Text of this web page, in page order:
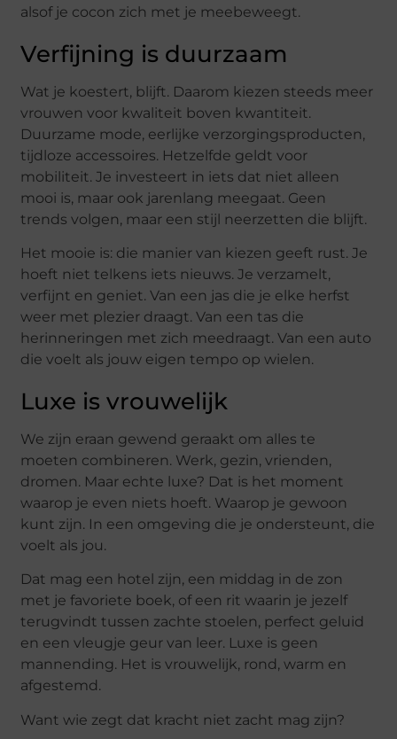
alsof je cocon zich met je meebeweegt.
Verfijning is duurzaam
Wat je koestert, blijft. Daarom kiezen steeds meer
vrouwen voor kwaliteit boven kwantiteit.
Duurzame mode, eerlijke verzorgingsproducten,
tijdloze accessoires. Hetzelfde geldt voor
mobiliteit. Je investeert in iets dat niet alleen
mooi is, maar ook jarenlang meegaat. Geen
trends volgen, maar een stijl neerzetten die blijft.
Het mooie is: die manier van kiezen geeft rust. Je
hoeft niet telkens iets nieuws. Je verzamelt,
verfijnt en geniet. Van een jas die je elke herfst
weer met plezier draagt. Van een tas die
herinneringen met zich meedraagt. Van een auto
die voelt als jouw eigen tempo op wielen.
Luxe is vrouwelijk
We zijn eraan gewend geraakt om alles te
moeten combineren. Werk, gezin, vrienden,
dromen. Maar echte luxe? Dat is het moment
waarop je even niets hoeft. Waarop je gewoon
kunt zijn. In een omgeving die je ondersteunt, die
voelt als jou.
Dat mag een hotel zijn, een middag in de zon
met je favoriete boek, of een rit waarin je jezelf
terugvindt tussen zachte stoelen, perfect geluid
en een vleugje geur van leer. Luxe is geen
mannending. Het is vrouwelijk, rond, warm en
afgestemd.
Want wie zegt dat kracht niet zacht mag zijn?